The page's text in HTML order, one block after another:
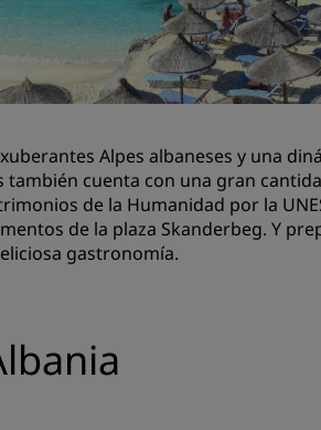
Reserva un espacio de
Solicita un presupuesto
Destinos para eventos
Buscar vuelos
Buscar vuelos
Alpes albaneses y una
también cuenta con una gran
de la Humanidad por la
de la plaza Skanderbeg. Y
gastronomía.